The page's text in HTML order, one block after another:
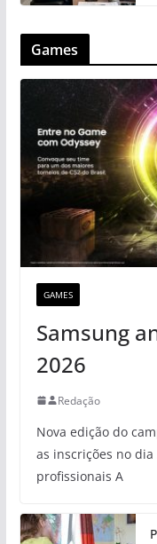
Games
GAMES
Samsung
2026
Redação
Nova edição do
as inscrições no
profissionais A